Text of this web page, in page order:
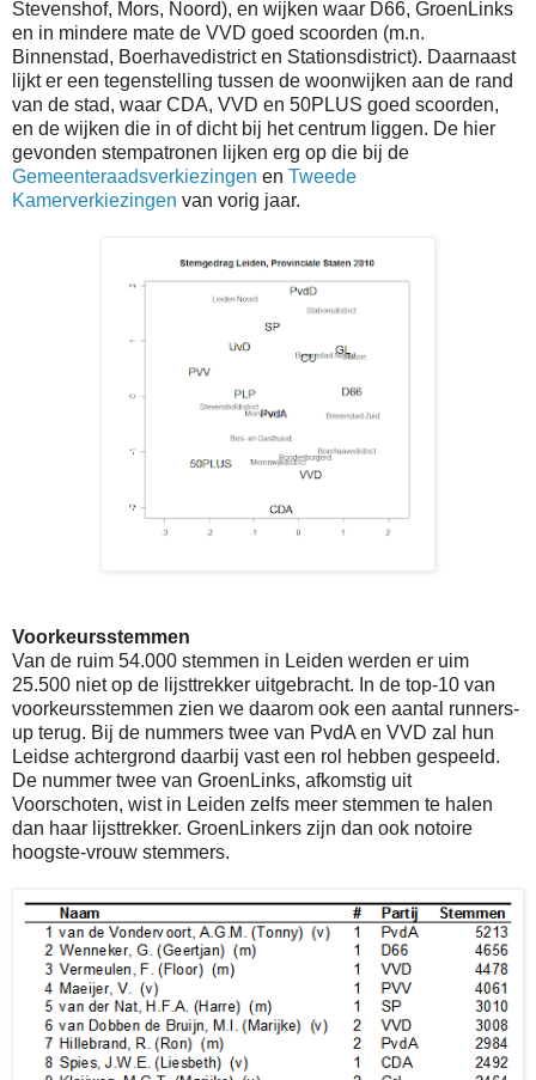
Stevenshof, Mors, Noord), en wijken waar D66, GroenLinks
en in mindere mate de VVD goed scoorden (m.n.
Binnenstad, Boerhavedistrict en Stationsdistrict). Daarnaast
lijkt er een tegenstelling tussen de woonwijken aan de rand
van de stad, waar CDA, VVD en 50PLUS goed scoorden,
en de wijken die in of dicht bij het centrum liggen. De hier
gevonden stempatronen lijken erg op die bij de
Gemeenteraadsverkiezingen en Tweede
Kamerverkiezingen van vorig jaar.
Voorkeursstemmen
Van de ruim 54.000 stemmen in Leiden werden er uim
25.500 niet op de lijsttrekker uitgebracht. In de top-10 van
voorkeursstemmen zien we daarom ook een aantal runners-
up terug. Bij de nummers twee van PvdA en VVD zal hun
Leidse achtergrond daarbij vast een rol hebben gespeeld.
De nummer twee van GroenLinks, afkomstig uit
Voorschoten, wist in Leiden zelfs meer stemmen te halen
dan haar lijsttrekker. GroenLinkers zijn dan ook notoire
hoogste-vrouw stemmers.